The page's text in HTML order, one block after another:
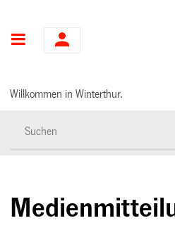
Hauptnavigation
Willkommen in Winterthur.